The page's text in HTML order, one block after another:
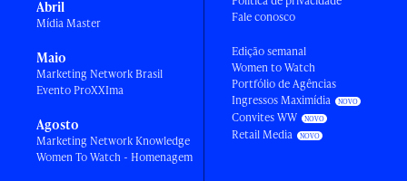
Abril
Mídia Master
Maio
Marketing Network Brasil
Evento ProXXIma
Agosto
Marketing Network Knowledge
Women To Watch - Homenagem
Fale conosco
Edição semanal
Women to Watch
Portfólio de Agências
Ingressos Maximídia
Convites WW
Retail Media